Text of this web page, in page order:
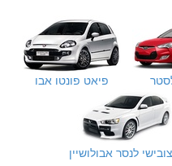
פיאט פונטו אבו
לנסר אבולושיין